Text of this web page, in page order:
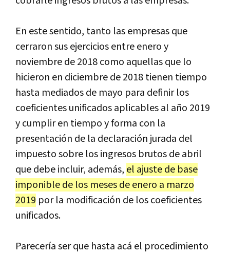
En este sentido, tanto las empresas que
cerraron sus ejercicios entre enero y
noviembre de 2018 como aquellas que lo
hicieron en diciembre de 2018 tienen tiempo
hasta mediados de mayo para definir los
coeficientes unificados aplicables al año 2019
y cumplir en tiempo y forma con la
presentación de la declaración jurada del
impuesto sobre los ingresos brutos de abril
que debe incluir, además, el ajuste de base
imponible de los meses de enero a marzo
2019 por la modificación de los coeficientes
unificados.
Parecería ser que hasta acá el procedimiento